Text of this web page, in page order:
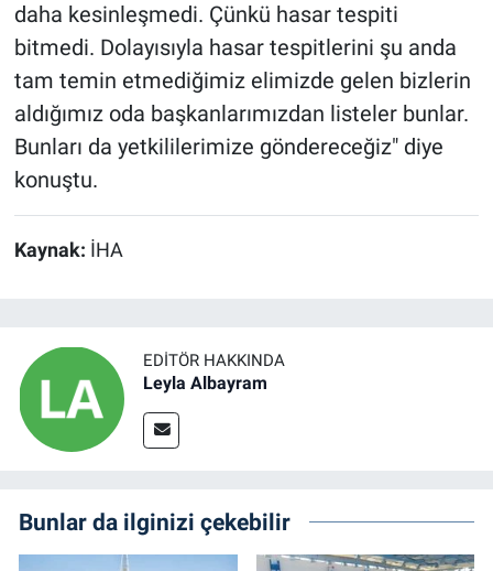
daha kesinleşmedi. Çünkü hasar tespiti
bitmedi. Dolayısıyla hasar tespitlerini şu anda
tam temin etmediğimiz elimizde gelen bizlerin
aldığımız oda başkanlarımızdan listeler bunlar.
Bunları da yetkililerimize göndereceğiz" diye
konuştu.
Kaynak: İHA
EDITÖR HAKKINDA
Leyla Albayram
Bunlar da ilginizi çekebilir